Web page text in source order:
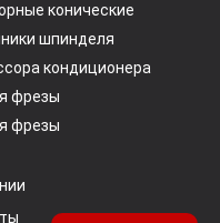
конические
шпинделя
кондиционера
фрезы
фрезы